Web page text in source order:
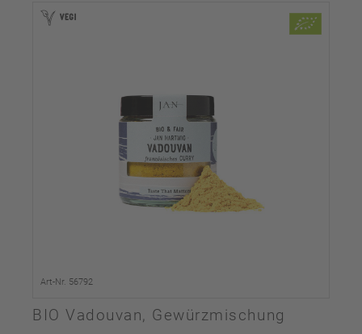
Art-Nr. 56792
BIO Vadouvan, Gewürzmischung